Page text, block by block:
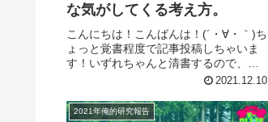
な気がしてくる考え方。
こんにちは！こんばんは！(´・∀・｀)ち
ょっと覚書程度で記事投稿しちゃいま
す！いずれちゃんと清書するので、と
りあえず雑なメモで許してください！
in FSボードスライドのコツです！これ
2021.12.10
2021年俺的研究報告